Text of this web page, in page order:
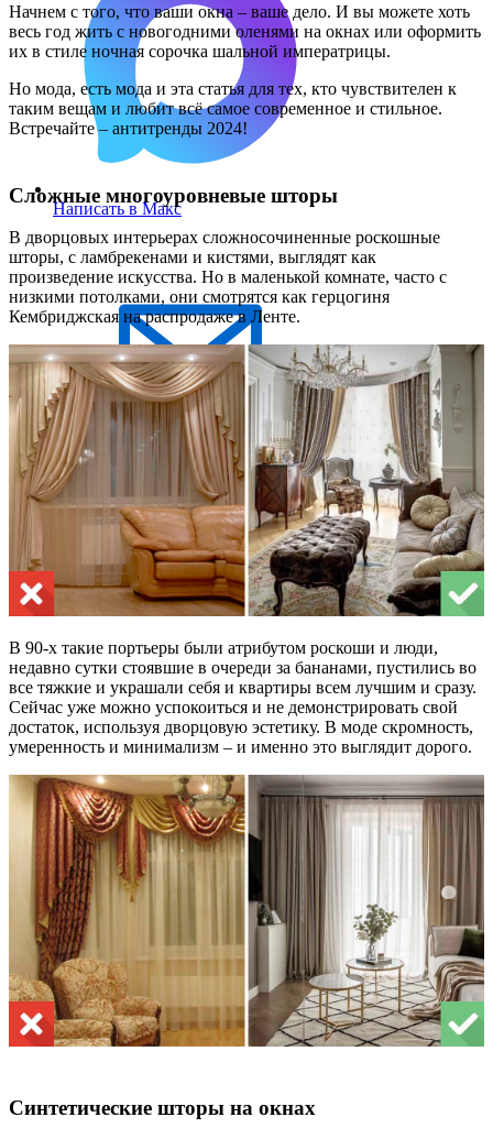
Написать в Макс
Написать письмо
Начнем с того, что ваши окна – ваше дело. И вы можете хоть
весь год жить с новогодними оленями на окнах или оформить
их в стиле ночная сорочка шальной императрицы.
Но мода, есть мода и эта статья для тех, кто чувствителен к
таким вещам и любит всё самое современное и стильное.
Встречайте – антитренды 2024!
Сложные многоуровневые шторы
В дворцовых интерьерах сложносочиненные роскошные
шторы, с ламбрекенами и кистями, выглядят как
произведение искусства. Но в маленькой комнате, часто с
низкими потолками, они смотрятся как герцогиня
Кембриджская на распродаже в Ленте.
В 90-х такие портьеры были атрибутом роскоши и люди,
недавно сутки стоявшие в очереди за бананами, пустились во
все тяжкие и украшали себя и квартиры всем лучшим и сразу.
Сейчас уже можно успокоиться и не демонстрировать свой
достаток, используя дворцовую эстетику. В моде скромность,
умеренность и минимализм – и именно это выглядит дорого.
Синтетические шторы на окнах